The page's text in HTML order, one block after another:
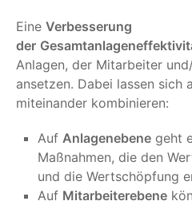
Eine Verbesserung
der
Anlagen, der Mitarbeiter
ansetzen. Dabei lassen sich
miteinander kombinieren:
Auf Anlagenebene geht
Maßnahmen, die den
und die Wertschöpfung
Auf Mitarbeiterebene